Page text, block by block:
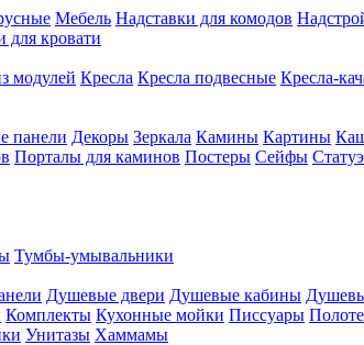
Мебель Надставки для комодов
для кровати
модулей Кресла Кресла подвесные Кресла-
панели Декоры Зеркала Камины Картины
Порталы для каминов Постеры Сейфы
Тумбы-умывальники
Душевые двери Душевые кабины
Комплекты Кухонные мойки Писсуары
Унитазы Хаммамы